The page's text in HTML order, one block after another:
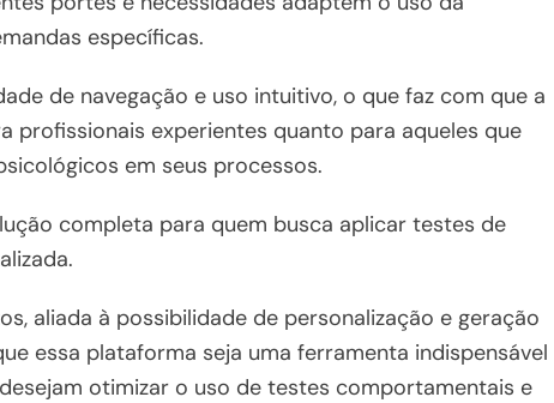
específicas.
de navegação e uso intuitivo, o que faz com que a
profissionais experientes quanto para aqueles que
em seus processos.
completa para quem busca aplicar testes de
aliada à possibilidade de personalização e geração
essa plataforma seja uma ferramenta indispensável
otimizar o uso de testes comportamentais e